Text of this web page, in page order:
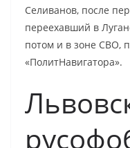
Селиванов, после
переехавший в
потом и в зоне СВО,
«ПолитНавигатора».